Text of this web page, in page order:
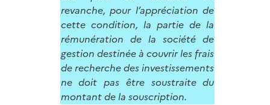
revanche, pour l’appréciation de
cette condition, la partie de la
rémunération de la société de
gestion destinée à couvrir les frais
de recherche des investissements
ne doit pas être soustraite du
montant de la souscription.